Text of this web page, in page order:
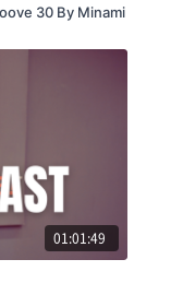
30 By Minami
01:01:49